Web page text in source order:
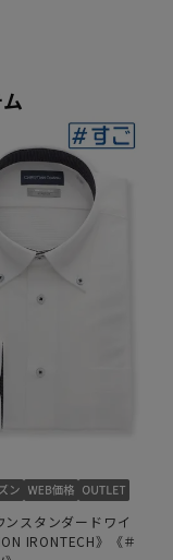
ンスタンダードワイ
IRONTECH》《＃